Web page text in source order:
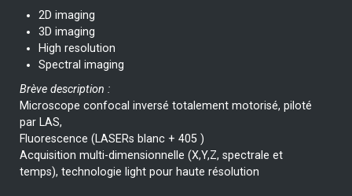
2D imaging
3D imaging
High resolution
Spectral imaging
Brève description :
Microscope confocal inversé totalement motorisé, piloté
par LAS,
Fluorescence (LASERs blanc + 405 )
Acquisition multi-dimensionnelle (X,Y,Z, spectrale et
temps), technologie light pour haute résolution